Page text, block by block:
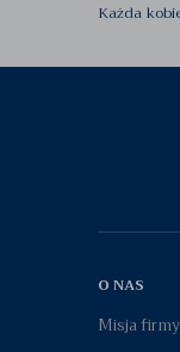
Każda
W
O NAS
Misja firmy